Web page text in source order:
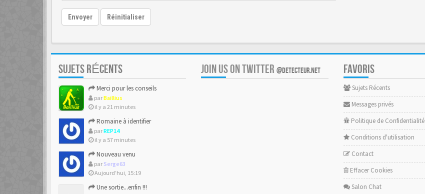
Envoyer Réinitialiser
SUJETS RÉCENTS
Merci pour les conseils
parBaillius
il y a 21 minutes
Romaine à identifier
parREP14
il y a 57 minutes
Nouveau venu
par Serge63
Aujourd’hui, 15:19
Une sortie...enfin !!!
JOIN US ON TWITTER @DETECTEUR.NET FAVORIS
Sujets Récents
Messages privés
Politique de Confidentialité
Conditions d'utilisation
Contact
Effacer Cookies
Salon Chat